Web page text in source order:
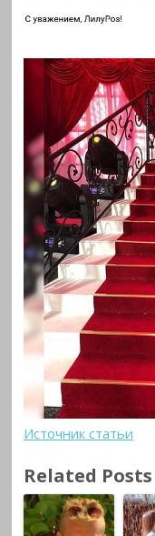
Источник статьи
Related Posts